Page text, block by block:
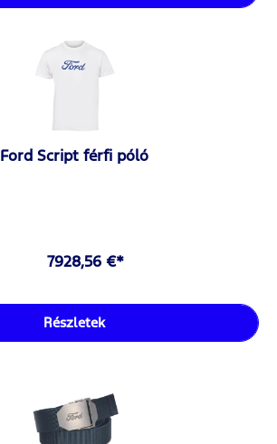
Ford Script férfi póló
7928,56 €*
Részletek